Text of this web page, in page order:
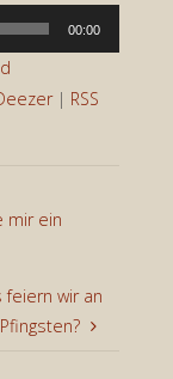
00:00
| RSS
mir ein
feiern wir an
Pfingsten?